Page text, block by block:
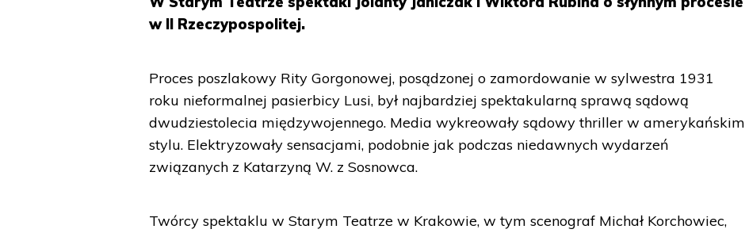
w II Rzeczypospolitej.
Proces poszlakowy Rity Gorgonowej, posądzonej o zamordowanie w sylwestra 1931
roku nieformalnej pasierbicy Lusi, był najbardziej spektakularną sprawą sądową
dwudziestolecia międzywojennego. Media wykreowały sądowy thriller w amerykańskim
stylu. Elektryzowały sensacjami, podobnie jak podczas niedawnych wydarzeń
związanych z Katarzyną W. z Sosnowca.
Twórcy spektaklu w Starym Teatrze w Krakowie, w tym scenograf Michał Korchowiec,